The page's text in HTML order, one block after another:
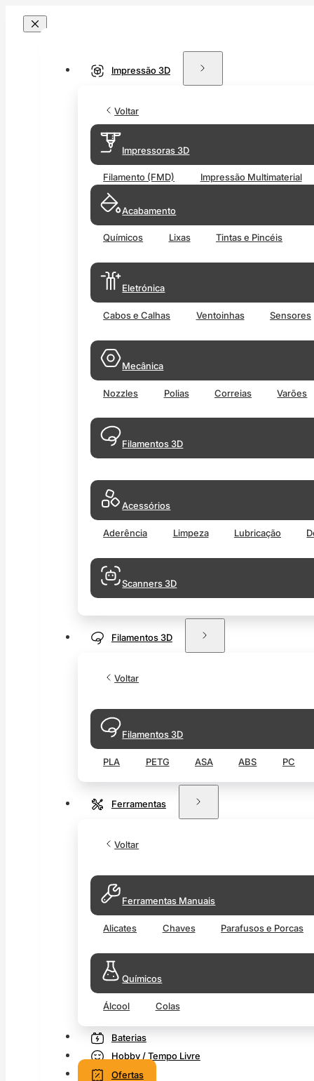
Impressão 3D
Voltar
Impressoras 3D
Filamento (FMD) Impressão Multimaterial
Acabamento
Químicos Lixas Tintas e Pincéis
Eletrónica
Cabos e Calhas Ventoinhas Sensores
Mecânica
Nozzles Polias Correias Varões
Filamentos 3D
Acessórios
Aderência Limpeza Lubricação
Scanners 3D
Filamentos 3D
Voltar
Filamentos 3D
PLA PETG ASA ABS PC
Ferramentas
Voltar
Ferramentas Manuais
Alicates Chaves Parafusos e Porcas
Químicos
Álcool Colas
Baterias
Hobby / Tempo Livre
Ofertas